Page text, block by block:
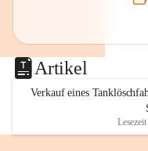
Artikel
Verkauf eines